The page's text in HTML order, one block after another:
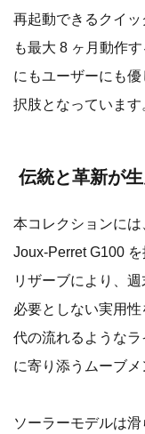
再起動できるクイ
も最大 8 ヶ月動作
にもユーザーにも
択肢となっています
伝統と革新が
本コレクションに
Joux‑Perret G100
リザーブにより、
必要としない実用
代の流れるような
に寄り添うムーブメ
ソーラーモデルは